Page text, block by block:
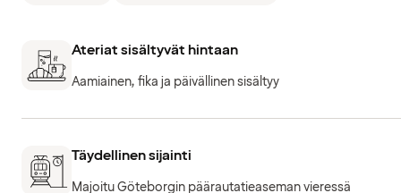
Ateriat sisältyvät hintaan
Aamiainen, fika ja päivällinen sisältyy
Täydellinen sijainti
Majoitu Göteborgin päärautatieaseman vieressä